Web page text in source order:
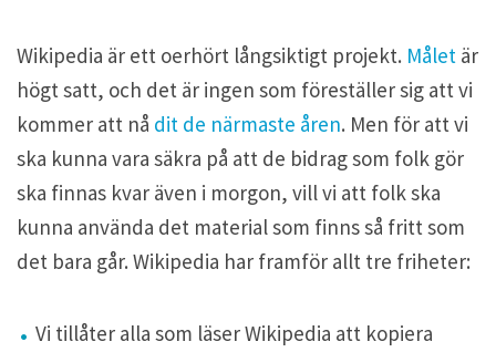
Wikipedia är ett oerhört långsiktigt projekt. Målet är
högt satt, och det är ingen som föreställer sig att vi
kommer att nå dit de närmaste åren. Men för att vi
ska kunna vara säkra på att de bidrag som folk gör
ska finnas kvar även i morgon, vill vi att folk ska
kunna använda det material som finns så fritt som
det bara går. Wikipedia har framför allt tre friheter:
Vi tillåter alla som läser Wikipedia att kopiera